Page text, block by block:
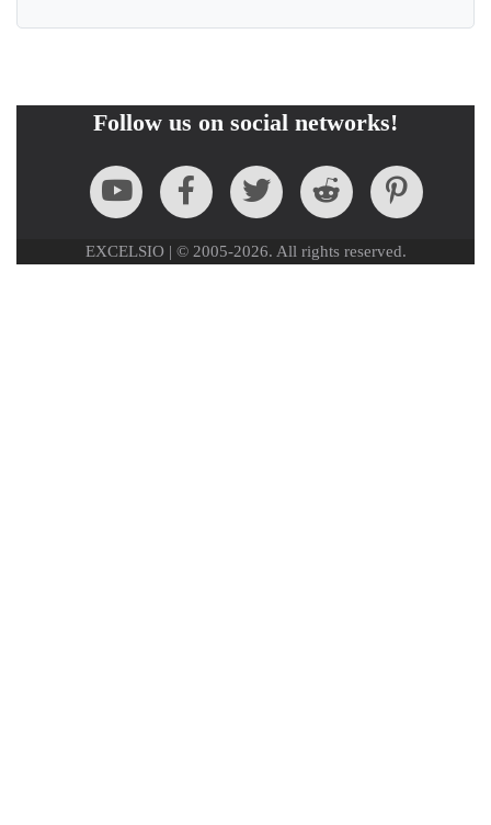
Follow us on social networks!
EXCELSIO | © 2005-2026. All rights reserved.